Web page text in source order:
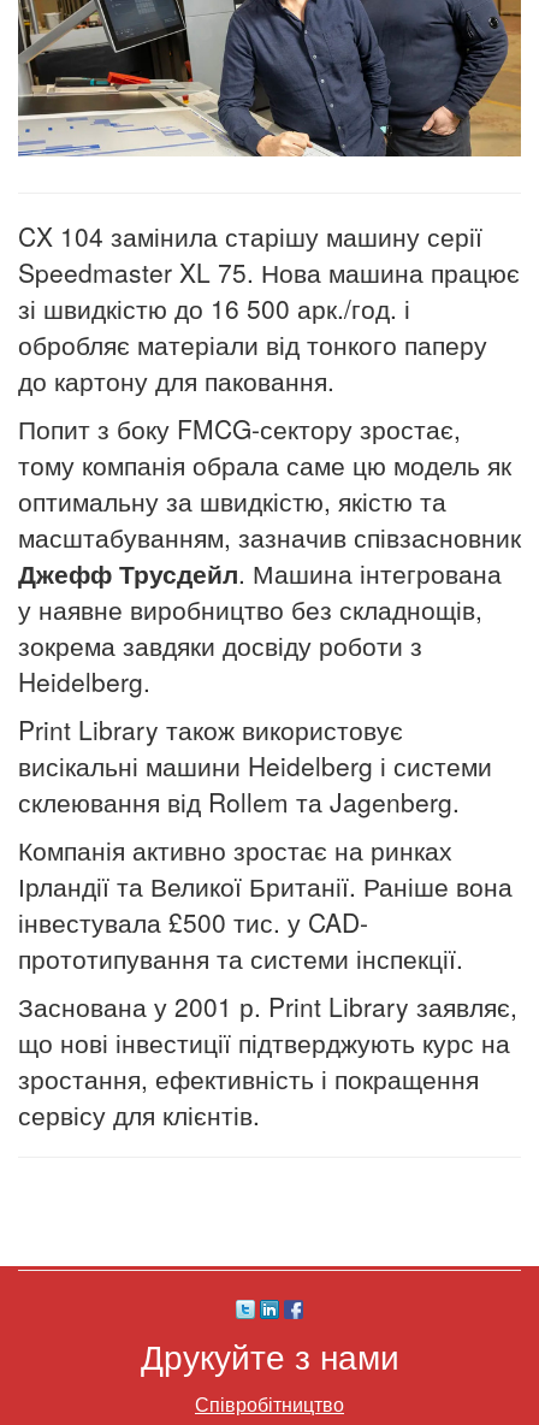
CX 104 замінила старішу машину серії
Speedmaster XL 75. Нова машина працює
зі швидкістю до 16 500 арк./год. і
обробляє матеріали від тонкого паперу
до картону для паковання.
Попит з боку FMCG-сектору зростає,
тому компанія обрала саме цю модель як
оптимальну за швидкістю, якістю та
масштабуванням, зазначив співзасновник
Джефф Трусдейл. Машина інтегрована
у наявне виробництво без складнощів,
зокрема завдяки досвіду роботи з
Heidelberg.
Print Library також використовує
висікальні машини Heidelberg і системи
склеювання від Rollem та Jagenberg.
Компанія активно зростає на ринках
Ірландії та Великої Британії. Раніше вона
інвестувала £500 тис. у CAD-
прототипування та системи інспекції.
Заснована у 2001 р. Print Library заявляє,
що нові інвестиції підтверджують курс на
зростання, ефективність і покращення
сервісу для клієнтів.
Друкуйте з нами
Співробітництво